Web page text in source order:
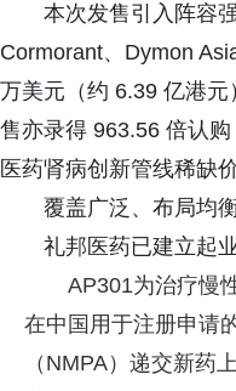
本次发售引入阵容
Cormorant、Dymon
万美元（约 6.39 亿港
售亦录得 963.56 倍认
医药肾病创新管线稀缺
覆盖广泛、布局均
礼邦医药已建立起
AP301为治疗慢
在中国用于注册申请
（NMPA）递交新药